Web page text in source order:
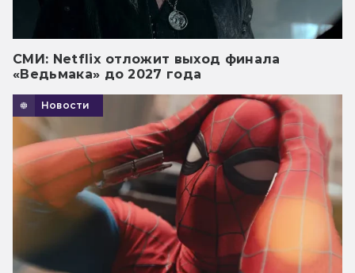
СМИ: Netflix отложит выход финала
«Ведьмака» до 2027 года
Новости